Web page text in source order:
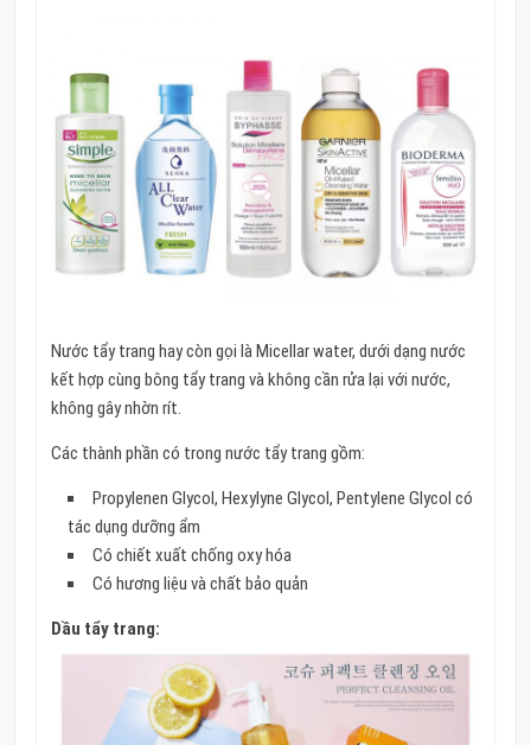
Nước tẩy trang hay còn gọi là Micellar water, dưới dạng nước
kết hợp cùng bông tẩy trang và không cần rửa lại với nước,
không gây nhờn rít.
Các thành phần có trong nước tẩy trang gồm:
Propylenen Glycol, Hexylyne Glycol, Pentylene Glycol có
tác dụng dưỡng ẩm
Có chiết xuất chống oxy hóa
Có hương liệu và chất bảo quản
Dầu tẩy trang: